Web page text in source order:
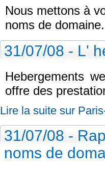
Nous mettons à
noms de
31/07/08 - L'
Hebergements
offre des
Lire la suite sur
31/07/08 -
noms de